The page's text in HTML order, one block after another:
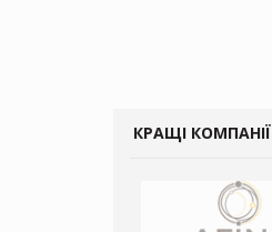
КРАЩІ КОМПАНІЇ